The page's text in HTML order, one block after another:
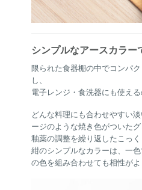
シンプルなアースカラ
限られた食器棚の中でコンパ
し、
電子レンジ・食洗器にも使え
どんな料理にも合わせやすい
ージのような焼き色がついた
釉薬の調整を繰り返したこっ
紺のシンプルなカラーは、一
の色を組み合わせても相性が